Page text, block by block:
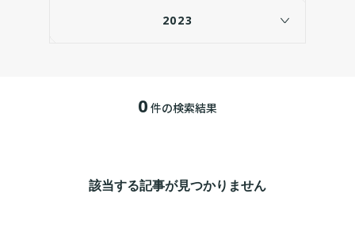
2023
0 件の検索結果
該当する記事が見つかりません